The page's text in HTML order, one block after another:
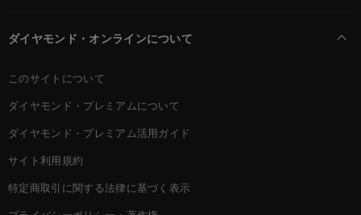
ダイヤモンド・オンラインについて
このサイトについて
ダイヤモンド・プレミアムについて
ダイヤモンド・プレミアム活用ガイド
サイト利用規約
特定商取引に関する法律に基づく表示